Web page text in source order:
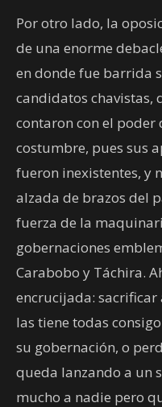
Por otro lado, la
de una enorme
en donde fue barrida
candidatos chavistas,
contaron con el poder
costumbre, pues sus
fueron inexistentes, y
alzada de brazos del
fuerza de la
gobernaciones
Carabobo y Táchira.
encrucijada:
las tiene todas
su gobernación, o
queda lanzando a un
mucho a nadie pero